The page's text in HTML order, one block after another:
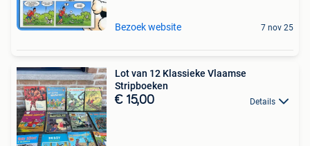
Bezoek website 7 nov 25
Lot van 12 Klassieke Vlaamse
Stripboeken
€ 15,00 Details